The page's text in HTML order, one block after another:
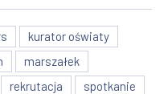
kurator oświaty
marszałek
rekrutacja
spotkanie